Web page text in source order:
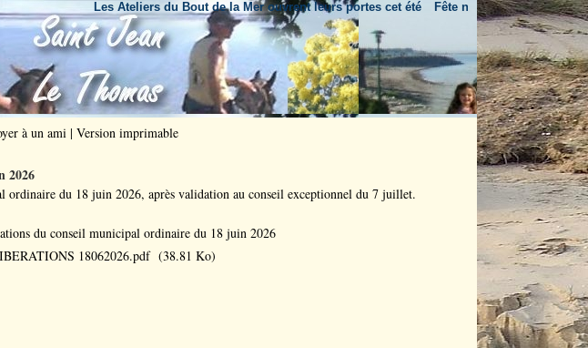
Les Ateliers du Bout de la Mer ouvrent leurs portes cet été Fête nationale & feu d'artifice
à un ami | Version imprimable
2026
ordinaire du 18 juin 2026, après validation au conseil exceptionnel du 7 juillet.
du conseil municipal ordinaire du 18 juin 2026
18062026.pdf (38.81 Ko)